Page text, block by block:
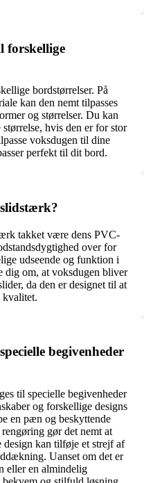
forskellige
bordstørrelser. På
kan den nemt tilpasses
og størrelser. Du kan
hvis den er for stor
voksdugen til dine
perfekt til dit bord.
takket være dens PVC-
over for
udseende og funktion i
dig om, at voksdugen bliver
da den er designet til at
kvalitet.
begivenheder
til specielle begivenheder
og forskellige designs
en pæn og beskyttende
gør det nemt at
design kan tilføje et strejf af
Uanset om det er
eller en almindelig